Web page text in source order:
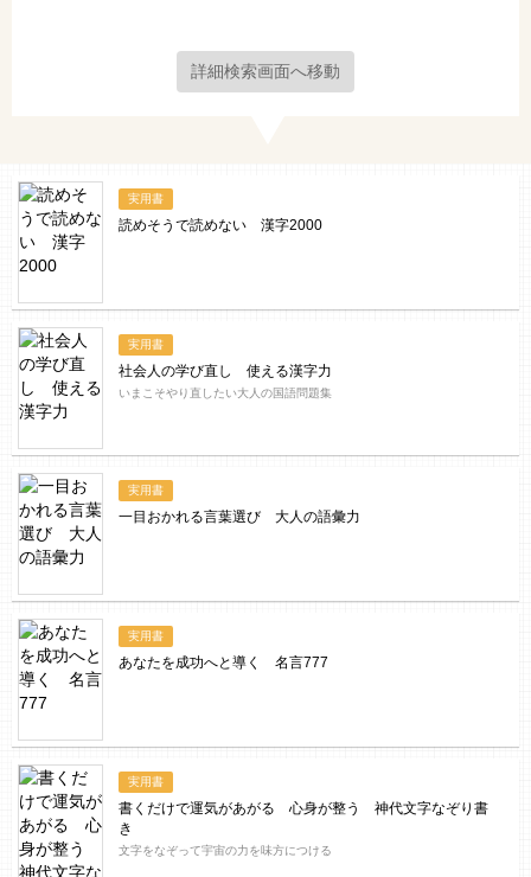
詳細検索画面へ移動
実用書
読めそうで読めない 漢字2000
実用書
社会人の学び直し 使える漢字力
いまこそやり直したい大人の国語問題集
実用書
一目おかれる言葉選び 大人の語彙力
実用書
あなたを成功へと導く 名言777
実用書
書くだけで運気があがる 心身が整う 神代文字なぞり書
き
文字をなぞって宇宙の力を味方につける